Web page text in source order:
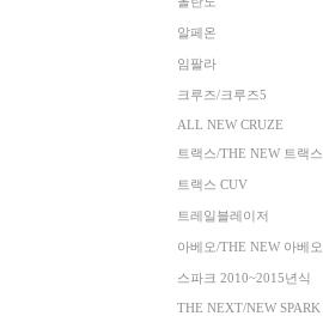
알페온
임팔라
크루즈/크루즈5
ALL NEW CRUZE
트랙스/THE NEW 트랙스
트랙스 CUV
트레일블레이저
아베오/THE NEW 아베오
스파크 2010~2015년식
THE NEXT/NEW SPARK